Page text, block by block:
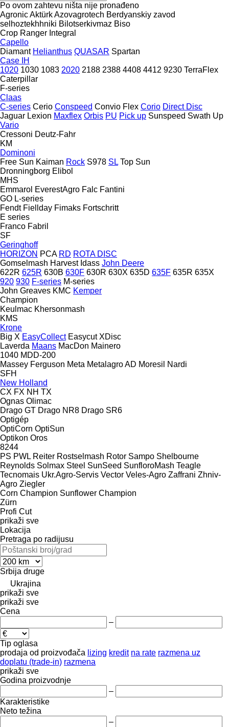
Po ovom zahtevu ništa nije pronađeno
AgronicAktürkAzovagrotech Berdyanskiy zavod
selhoztekhhniki Bilotserkivmaz Biso
Crop Ranger Integral
Capello
Diamant Helianthus QUASAR Spartan
Case IH
1020 1030 1083 2020 2188 2388 4408 4412 9230 TerraFlex
Caterpillar
F-series
Claas
C-series Cerio Conspeed Convio Flex Corio Direct Disc
Jaguar Lexion Maxflex Orbis PU Pick up Sunspeed Swath Up
Vario
Cressoni Deutz-Fahr
KM
Dominoni
Free Sun Kaiman Rock S978 SL Top Sun
Dronningborg Elibol
MHS
Emmarol EverestAgro Falc Fantini
GO L-series
Fendt Fiellday Fimaks Fortschritt
E series
Franco Fabril
SF
Geringhoff
HORIZON PCA RD ROTA DISC
Gomselmash Harvest Idass John Deere
622R 625R 630B 630F 630R 630X 635D 635F 635R 635X
920 930 F-series M-series
John Greaves KMC Kemper
Champion
Keulmac Khersonmash
KMS
Krone
Big X EasyCollect Easycut XDisc
Laverda Maans MacDon Mainero
1040 MDD-200
Massey Ferguson Meta Metalagro AD Moresil
Nardi
SFH
New Holland
CX FX NH TX
Ognas Olimac
Drago GT Drago NR8 Drago SR6
Optigép
OptiCorn OptiSun
Optikon Oros
8244
PS PWL Reiter Rostselmash Rotor Sampo Shelbourne
Reynolds Solmax Steel SunSeed SunfloroMash Teagle
Tecnomais Ukr.Agro-Servis Vector Veles-Agro Zaffrani Zhniv-
Agro Ziegler
Corn Champion Sunflower Champion
Zürn
Profi Cut
prikaži sve
Lokacija
Pretraga po radijusu
Srbija druge
Ukrajina
prikaži sve
prikaži sve
Cena
–
Tip oglasa
prodaja od proizvođača lizing kredit na rate razmena uz
doplatu (trade-in) razmena
prikaži sve
Godina proizvodnje
–
Karakteristike
Neto težina
–